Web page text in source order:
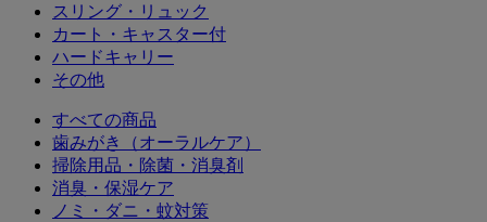
スリング・リュック
カート・キャスター付
ハードキャリー
その他
すべての商品
歯みがき（オーラルケア）
掃除用品・除菌・消臭剤
消臭・保湿ケア
ノミ・ダニ・蚊対策